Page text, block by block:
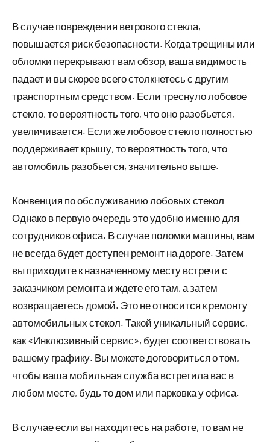
В случае повреждения ветрового стекла,
повышается риск безопасности. Когда трещины или
обломки перекрывают вам обзор, ваша видимость
падает и вы скорее всего столкнетесь с другим
транспортным средством. Если треснуло лобовое
стекло, то вероятность того, что оно разобьется,
увеличивается. Если же лобовое стекло полностью
поддерживает крышу, то вероятность того, что
автомобиль разобьется, значительно выше.
Конвенция по обслуживанию лобовых стекол
Однако в первую очередь это удобно именно для
сотрудников офиса. В случае поломки машины, вам
не всегда будет доступен ремонт на дороге. Затем
вы приходите к назначенному месту встречи с
заказчиком ремонта и ждете его там, а затем
возвращаетесь домой. Это не относится к ремонту
автомобильных стекол. Такой уникальный сервис,
как «Инклюзивный сервис», будет соответствовать
вашему графику. Вы можете договориться о том,
чтобы ваша мобильная служба встретила вас в
любом месте, будь то дом или парковка у офиса.
В случае если вы находитесь на работе, то вам не